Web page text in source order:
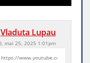
Vladuta Lupau
mai 25, 2025 1:01pm